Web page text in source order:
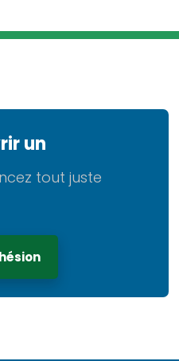
un
tout juste